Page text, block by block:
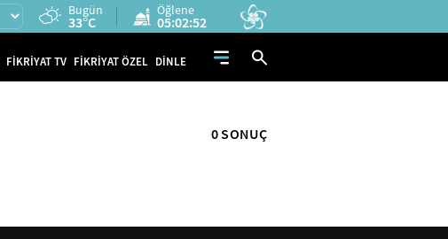
Bugün
33°C
Öğlene
05:02:52
FİKRİYAT TV FİKRİYAT ÖZEL DİNLE
0 SONUÇ